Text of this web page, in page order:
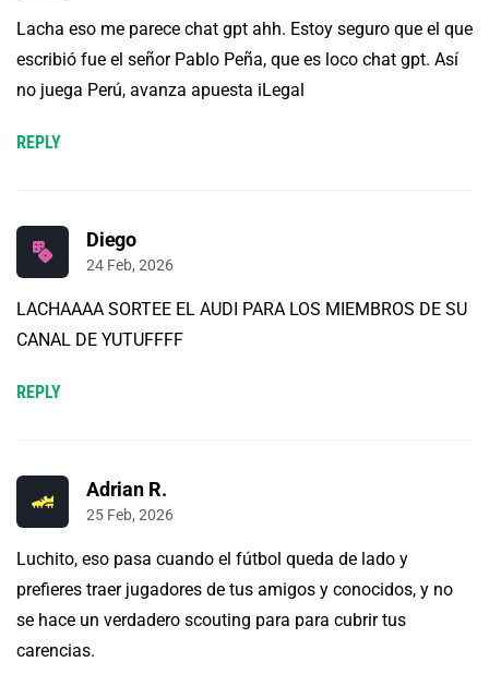
Lacha eso me parece chat gpt ahh. Estoy seguro que el que
escribió fue el señor Pablo Peña, que es loco chat gpt. Así
no juega Perú, avanza apuesta iLegal
REPLY
Diego
24 Feb, 2026
LACHAAAA SORTEE EL AUDI PARA LOS MIEMBROS DE SU
CANAL DE YUTUFFFF
REPLY
Adrian R.
25 Feb, 2026
Luchito, eso pasa cuando el fútbol queda de lado y
prefieres traer jugadores de tus amigos y conocidos, y no
se hace un verdadero scouting para para cubrir tus
carencias.